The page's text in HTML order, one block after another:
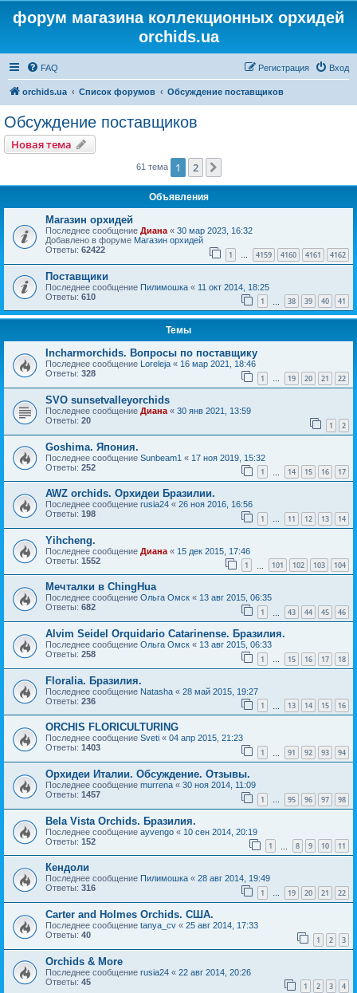
форум магазина коллекционных орхидей
orchids.ua
FAQ Вход
Регистрация
orchids.ua Список форумов Обсуждение поставщиков
Обсуждение поставщиков
Новая тема
61 тема 1 2
Объявления
Магазин орхидей
Последнее сообщение Диана « 30 мар 2023, 16:32
Добавлено в форуме Магазин орхидей
Ответы: 62422 1 … 4159 4160 4161 4162
Поставщики
Последнее сообщение Пилимошка « 11 окт 2014, 18:25
Ответы: 610 1 38 39 40 41
Темы
Incharmorchids. Вопросы по поставщику
Последнее сообщение Loreleja « 16 мар 2021, 18:46
Ответы: 328 1 … 19 20 21 22
SVO sunsetvalleyorchids
Последнее сообщение Диана « 30 янв 2021, 13:59
Ответы: 20 1 2
Goshima. Япония.
Последнее сообщение Sunbeam1 « 17 ноя 2019, 15:32
Ответы: 252 1 14 15 16 17
AWZ orchids. Орхидеи Бразилии.
Последнее сообщение rusia24 « 26 ноя 2016, 16:56
Ответы: 198 1 … 11 12 13 14
Yihcheng.
Последнее сообщение Диана « 15 дек 2015, 17:46
Ответы: 1552 1 101 102 103 104
Мечталки в ChingHua
Последнее сообщение Ольга Омск « 13 авг 2015, 06:35
Ответы: 682 1 43 44 45 46
Alvim Seidel Orquidario Catarinense. Бразилия.
Последнее сообщение Ольга Омск « 13 авг 2015, 06:33
Ответы: 258 1 … 15 16 17 18
Floralia. Бразилия.
Последнее сообщение Natasha « 28 май 2015, 19:27
Ответы: 236 1 13 14 15 16
ORCHIS FLORICULTURING
Последнее сообщение Sveti « 04 апр 2015, 21:23
Ответы: 1403 1 91 92 93 94
Орхидеи Италии. Обсуждение. Отзывы.
Последнее сообщение murrena « 30 ноя 2014, 11:09
Ответы: 1457 1 … 95 96 97 98
Bela Vista Orchids. Бразилия.
Последнее сообщение ayvengo « 10 сен 2014, 20:19
Ответы: 152 1 8 9 10 11
Кендоли
Последнее сообщение Пилимошка « 28 авг 2014, 19:49
Ответы: 316 1 … 19 20 21 22
Carter and Holmes Orchids. США.
Последнее сообщение tanya_cv « 25 авг 2014, 17:33
Ответы: 40 1 2 3
Orchids & More
Последнее сообщение rusia24 « 22 авг 2014, 20:26
Ответы: 45 1 2 3 4